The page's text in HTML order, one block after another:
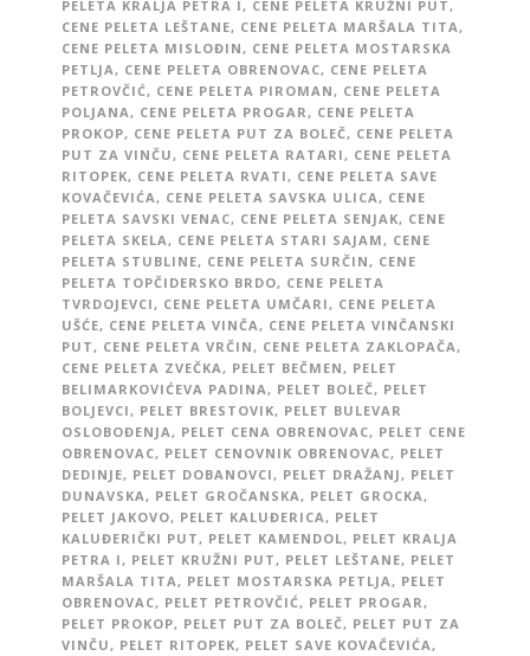
PELETA KRALJA PETRA I, CENE PELETA KRUŽNI PUT,
CENE PELETA LEŠTANE, CENE PELETA MARŠALA TITA,
CENE PELETA MISLOĐIN, CENE PELETA MOSTARSKA
PETLJA, CENE PELETA OBRENOVAC, CENE PELETA
PETROVČIĆ, CENE PELETA PIROMAN, CENE PELETA
POLJANA, CENE PELETA PROGAR, CENE PELETA
PROKOP, CENE PELETA PUT ZA BOLEČ, CENE PELETA
PUT ZA VINČU, CENE PELETA RATARI, CENE PELETA
RITOPEK, CENE PELETA RVATI, CENE PELETA SAVE
KOVAČEVIĆA, CENE PELETA SAVSKA ULICA, CENE
PELETA SAVSKI VENAC, CENE PELETA SENJAK, CENE
PELETA SKELA, CENE PELETA STARI SAJAM, CENE
PELETA STUBLINE, CENE PELETA SURČIN, CENE
PELETA TOPČIDERSKO BRDO, CENE PELETA
TVRDOJEVCI, CENE PELETA UMČARI, CENE PELETA
UŠĆE, CENE PELETA VINČA, CENE PELETA VINČANSKI
PUT, CENE PELETA VRČIN, CENE PELETA ZAKLOPAČA,
CENE PELETA ZVEČKA, PELET BEČMEN, PELET
BELIMARKOVIĆEVA PADINA, PELET BOLEČ, PELET
BOLJEVCI, PELET BRESTOVIK, PELET BULEVAR
OSLOBOĐENJA, PELET CENA OBRENOVAC, PELET CENE
OBRENOVAC, PELET CENOVNIK OBRENOVAC, PELET
DEDINJE, PELET DOBANOVCI, PELET DRAŽANJ, PELET
DUNAVSKA, PELET GROČANSKA, PELET GROCKA,
PELET JAKOVO, PELET KALUĐERICA, PELET
KALUĐERIČKI PUT, PELET KAMENDOL, PELET KRALJA
PETRA I, PELET KRUŽNI PUT, PELET LEŠTANE, PELET
MARŠALA TITA, PELET MOSTARSKA PETLJA, PELET
OBRENOVAC, PELET PETROVČIĆ, PELET PROGAR,
PELET PROKOP, PELET PUT ZA BOLEČ, PELET PUT ZA
VINČU, PELET RITOPEK, PELET SAVE KOVAČEVIĆA,